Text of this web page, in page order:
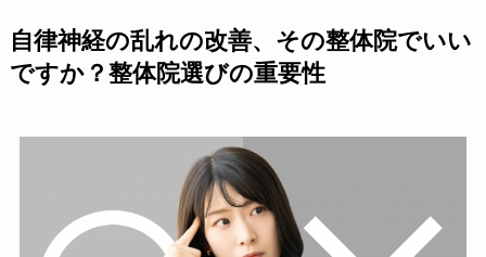
自律神経の乱れの改善、その整体院でいい
ですか？整体院選びの重要性